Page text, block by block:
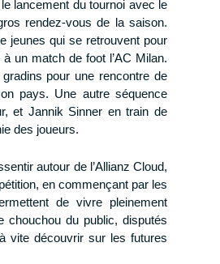
lancement du tournoi avec le
rendez-vous de la saison.
jeunes qui se retrouvent pour
un match de foot l’AC Milan.
pour une rencontre de
pays. Une autre séquence
et Jannik Sinner en train de
des joueurs.
autour de l’Allianz Cloud,
en commençant par les
de vivre pleinement
chouchou du public, disputés
vite découvrir sur les futures